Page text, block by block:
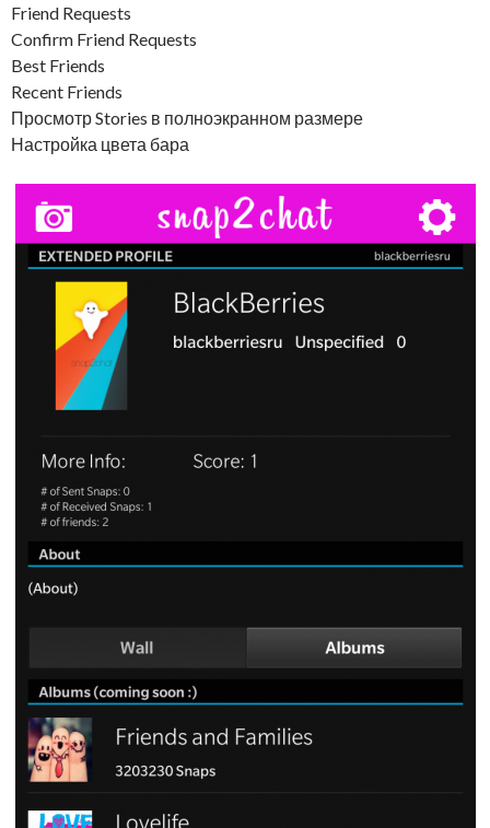
Friend Requests
Confirm Friend Requests
Best Friends
Recent Friends
Просмотр Stories в полноэкранном размере
Настройка цвета бара